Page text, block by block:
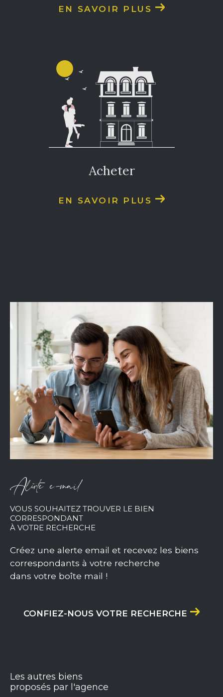
EN SAVOIR PLUS
acheter
EN SAVOIR PLUS
Alerte e-mail
VOUS SOUHAITEZ TROUVER LE BIEN
CORRESPONDANT
À VOTRE RECHERCHE
Créez une alerte email et recevez les biens
correspondants à votre recherche
dans votre boîte mail !
CONFIEZ-NOUS VOTRE RECHERCHE
Les autres biens
proposés par l'agence